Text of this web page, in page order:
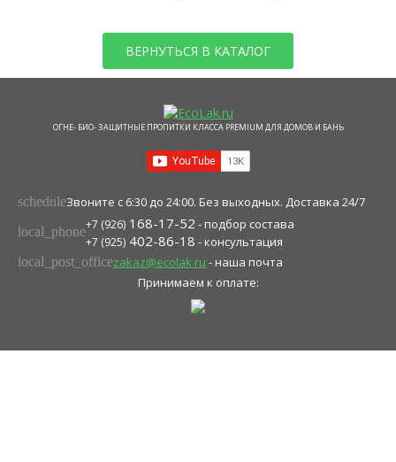
ВЕРНУТЬСЯ В КАТАЛОГ
ОГНЕ- БИО- ЗАЩИТНЫЕ ПРОПИТКИ КЛАССА PREMIUM ДЛЯ ДОМОВ И БАНЬ
scheduleЗвоните с 6:30 до 24:00. Без выходных. Доставка 24/7
local_phone+7 (926) 168-17-52 - подбор состава
+7 (925) 402-86-18 - консультация
local_post_officezakaz@ecolak.ru - наша почта
Принимаем к оплате: